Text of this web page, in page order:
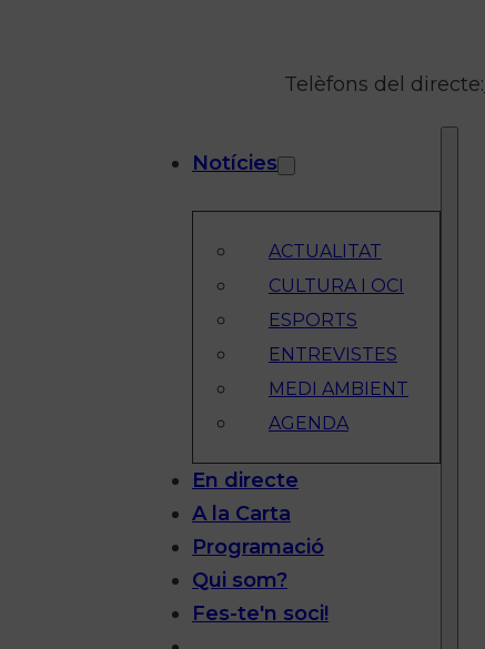
Telèfons del directe:
Notícies
ACTUALITAT
CULTURA I OCI
ESPORTS
ENTREVISTES
MEDI AMBIENT
AGENDA
En directe
A la Carta
Programació
Qui som?
Fes-te'n soci!